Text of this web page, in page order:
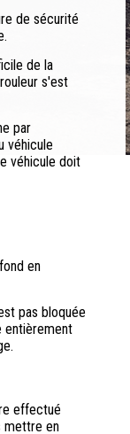
de sécurité
de la
s'est
par
véhicule
véhicule doit
en
pas bloquée
entièrement
effectué
mettre en